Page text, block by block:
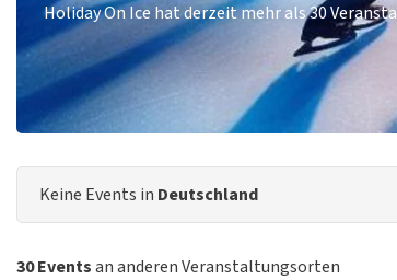
Holiday On Ice hat derzeit mehr als 30
Keine Events in Deutschland
30 Eventsan anderen Veranstaltungsorten